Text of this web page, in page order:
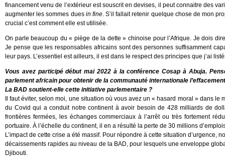
financement venu de l’extérieur est souscrit en devises, il peut connaitre des
augmenter les sommes dues in fine. S’il fallait retenir quelque chose de mon
crucial c’est comment elle est utilisée.
On parle beaucoup du « piège de la dette » chinoise pour l’Afrique. Je dois
Je pense que les responsables africains sont des personnes suffisamment
leur pays. L’essentiel est ailleurs, il est dans le respect des principes que j’ai
Vous avez participé début mai 2022 à la conférence Cosap à Abuja.
parlement africain pour obtenir de la communauté internationale
La BAD soutient-elle cette initiative parlementaire ?
Il faut éviter, selon moi, une situation où vous avez un « hasard moral » dans
du Covid qui a conduit notre continent à avoir besoin de 428 milliards de
frontières fermées, les échanges commerciaux à l’arrêt ou très fortement
portuaire. À l’échelle du continent, il en a résulté la perte de 30 millions
L’impact de cette crise a été massif. Pour répondre à cette situation
décaissements rapides au niveau de la BAD, pour lesquels une enveloppe
Djibouti.